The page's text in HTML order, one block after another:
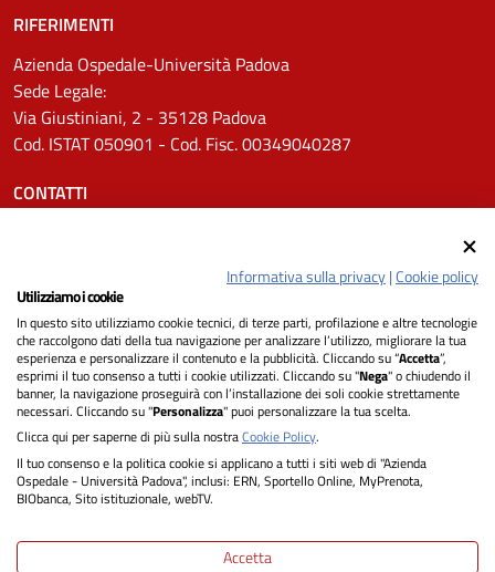
RIFERIMENTI
Azienda Ospedale-Università Padova
Sede Legale:
Via Giustiniani, 2 - 35128 Padova
Cod. ISTAT 050901 - Cod. Fisc. 00349040287
CONTATTI
Pec: protocollo.aopd@pecveneto.it
SEGUICI SU
Privacy
Dichiarazione di Accessibilità
Informativa sulla privacy|Cookie policy
Utilizziamo i cookie
In questo sito utilizziamo cookie tecnici, di terze parti, profilazione e altre tecnologie
che raccolgono dati della tua navigazione per analizzare l’utilizzo, migliorare la tua
esperienza e personalizzare il contenuto e la pubblicità. Cliccando su “Accetta”,
esprimi il tuo consenso a tutti i cookie utilizzati. Cliccando su "Nega" o chiudendo il
banner, la navigazione proseguirà con l’installazione dei soli cookie strettamente
necessari. Cliccando su "Personalizza" puoi personalizzare la tua scelta.
Clicca qui per saperne di più sulla nostraCookie Policy.
Il tuo consenso e la politica cookie si applicano a tutti i siti web di "Azienda
Ospedale - Università Padova", inclusi: ERN, Sportello Online, MyPrenota,
BIObanca, Sito istituzionale, webTV.
Accetta